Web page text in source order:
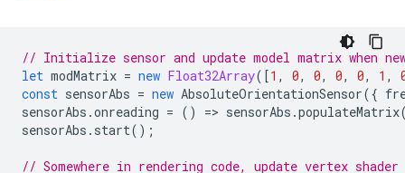
// Initialize sensor and update model matrix when
let modMatrix = new Float32Array([1 , 0, 0, 0, 0, 1 ,
const sensorAbs = new AbsoluteOrientationSensor({
sensorAbs .onreading = () => sensorAbs .populateMatrix
sensorAbs . start();
// Somewhere in rendering code, update vertex